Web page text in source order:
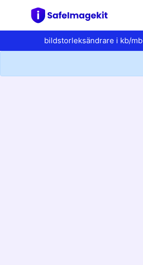
bildstorleksändrare i kb/mb